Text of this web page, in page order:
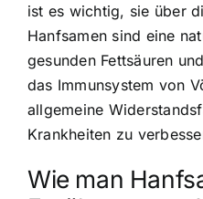
ist es wichtig, sie über
Hanfsamen sind eine
gesunden Fettsäuren
das Immunsystem von
allgemeine
Krankheiten zu
Wie man